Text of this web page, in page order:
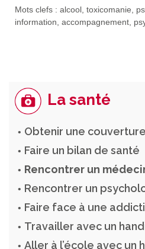
Mots clefs : alcool, toxicomanie,
information, accompagnement,
La santé
Obtenir une
Faire un bilan de santé
Rencontrer un
Rencontrer un
Faire face à une
Travailler avec un
Aller à l’école avec un